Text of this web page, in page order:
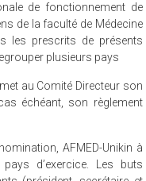
de fonctionnement de
de la faculté de Médecine
les prescrits de présents
plusieurs pays
au Comité Directeur son
échéant, son règlement
AFMED-Unikin à
d’exercice. Les buts